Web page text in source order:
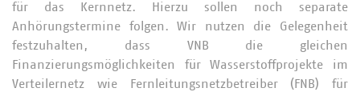
für das Kernnetz. Hierzu sollen noch separate
Anhörungstermine folgen. Wir nutzen die Gelegenheit
festzuhalten, dass VNB die gleichen
Finanzierungsmöglichkeiten für Wasserstoffprojekte im
Verteilernetz wie Fernleitungsnetzbetreiber (FNB) für